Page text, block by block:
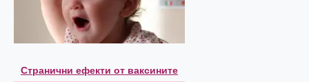
Странични ефекти от ваксините